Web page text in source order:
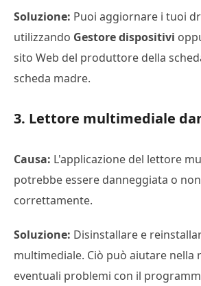
Soluzione: Puoi aggiornare i tuoi
utilizzando Gestore dispositivi
sito Web del produttore della
scheda madre.
3. Lettore multimediale
Causa: L'applicazione del lettore
potrebbe essere danneggiata o
correttamente.
Soluzione: Disinstallare e
multimediale. Ciò può aiutare nella
eventuali problemi con il